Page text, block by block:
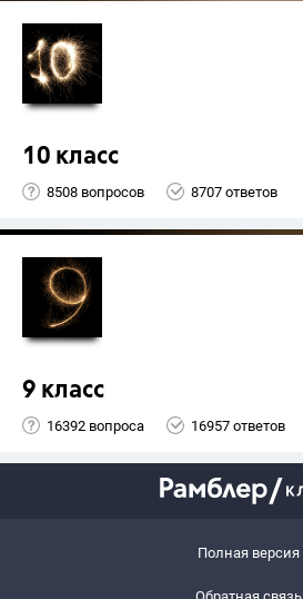
10 класс
8508 вопросов 8707 ответов
9 класс
16392 вопроса 16957 ответов
Полная версия